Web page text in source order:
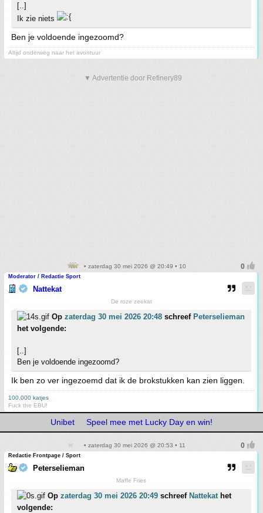
[..]
Ik zie niets
Ben je voldoende ingezoomd?
Altijd onderweg naar het avontuur
▼ Advertentie door Refinery89
• zaterdag 30 mei 2026 @ 20:49 • 10
Moderator / Redactie Sport
Nattekat
De roze zeekat
Op zaterdag 30 mei 2026 20:48 schreef Peterselieman
het volgende:
[..]
Ben je voldoende ingezoomd?
Ik ben zo ver ingezoemd dat ik de brokstukken kan zien liggen.
100.000 katjes
Fuck the EBU!
Unibet Speel mee met Lucky Day en win!
• zaterdag 30 mei 2026 @ 20:53 • 11
Redactie Frontpage / Sport
Peterselieman
Maffe Fries
Op zaterdag 30 mei 2026 20:49 schreef Nattekathet
volgende: